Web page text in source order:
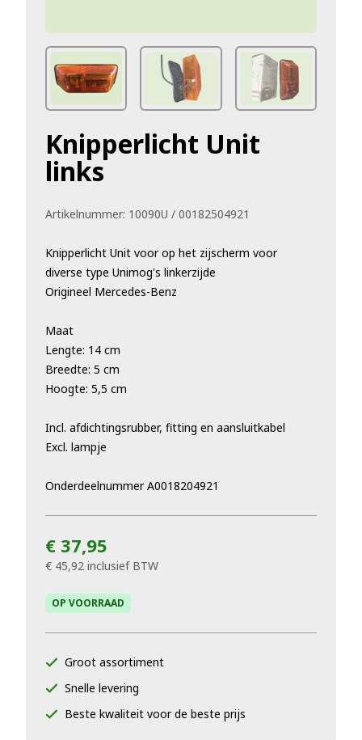
Knipperlicht Unit
links
Artikelnummer: 10090U / 00182504921
Knipperlicht Unit voor op het zijscherm voor
diverse type Unimog's linkerzijde
Origineel Mercedes-Benz
Maat
Lengte: 14 cm
Breedte: 5 cm
Hoogte: 5,5 cm
Incl. afdichtingsrubber, fitting en aansluitkabel
Excl. lampje
Onderdeelnummer A0018204921
€ 37,95
€ 45,92 inclusief BTW
OP VOORRAAD
Groot assortiment
Snelle levering
Beste kwaliteit voor de beste prijs